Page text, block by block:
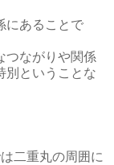
にあることで
つながりや関係
別ということな
二重丸の周囲に